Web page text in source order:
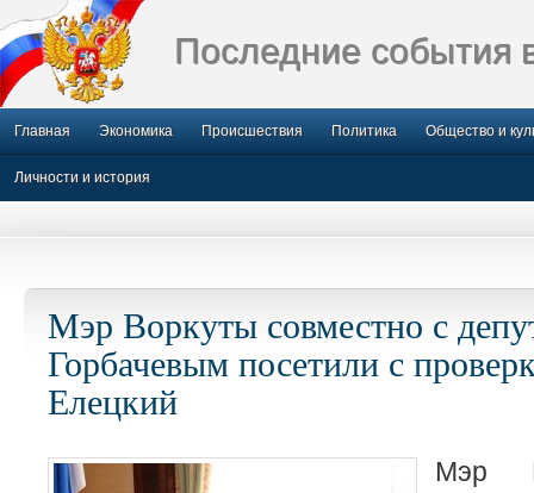
Последние события
Главная Экономика Происшествия Политика Общество и
Личности и история
Мэр Воркуты совместно с
Горбачевым посетили с
Елецкий
Мэр